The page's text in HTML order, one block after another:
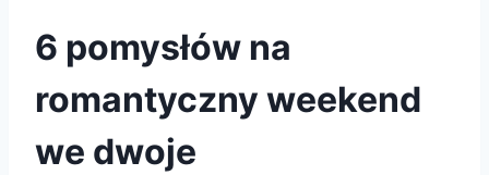
6 pomysłów na
romantyczny weekend
we dwoje